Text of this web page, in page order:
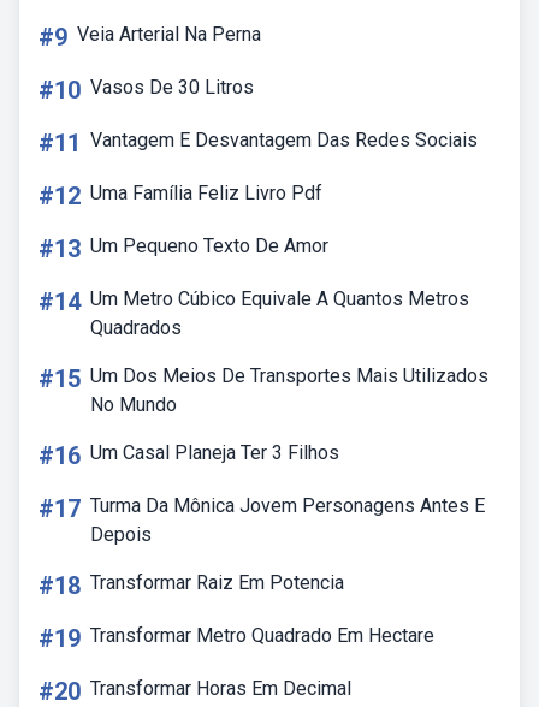
#9 Veia Arterial Na Perna
#10 Vasos De 30 Litros
#11 Vantagem E Desvantagem Das Redes Sociais
#12 Uma Família Feliz Livro Pdf
#13 Um Pequeno Texto De Amor
#14 Um Metro Cúbico Equivale A Quantos Metros
Quadrados
#15 Um Dos Meios De Transportes Mais Utilizados
No Mundo
#16 Um Casal Planeja Ter 3 Filhos
#17 Turma Da Mônica Jovem Personagens Antes E
Depois
#18 Transformar Raiz Em Potencia
#19 Transformar Metro Quadrado Em Hectare
#20 Transformar Horas Em Decimal